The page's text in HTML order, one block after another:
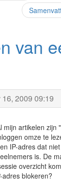
van
16, 2009 09:19
mijn artikelen zijn
omze te
IP-adres dat
is. De
overzicht
adres blokeren?